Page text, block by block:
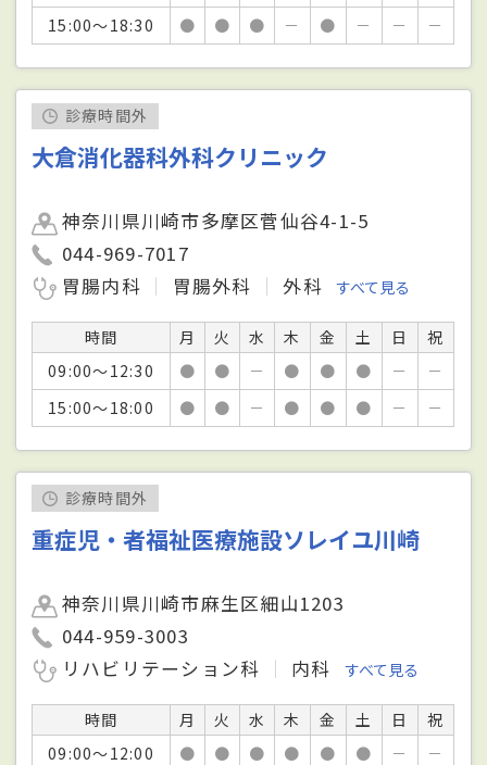
15:00～18:30
● ● ● － ● － － －
診療時間外
大倉消化器科外科クリニック
神奈川県川崎市多摩区菅仙谷4-1-5
044-969-7017
胃腸内科
胃腸外科 外科 すべて見る
時間 月 火 水 木 金 土 日
祝
09:00～12:30
● ● － ● ● ● －
－
15:00～18:00
● ● － ● ● ● － －
診療時間外
重症児・者福祉医療施設ソレイユ川崎
神奈川県川崎市麻生区細山1203
044-959-3003
リハビリテーション科
内科 すべて見る
時間 月 火 水 木 金 土 日
祝
09:00～12:00
● ● ● ● ● ● －
－